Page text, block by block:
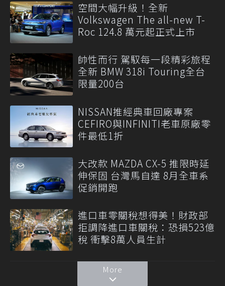
空間大幅升級！全新
Volkswagen The all-new T-
Roc 124.8 萬元起正式上市
帥性而行 駕馭每一段精彩旅程
全新 BMW 318i Touring全台
限量200台
NISSAN推經典車回廠專案
CEFIRO與INFINITI老車原廠零
件最低1折
大改款 MAZDA CX-5 推限時延
伸保固 台灣馬自達 8月全車系
促銷開跑
進口車零關稅想得美！財政部
拒調降進口車關稅：恐損523億
稅 衝擊8萬人員生計
More